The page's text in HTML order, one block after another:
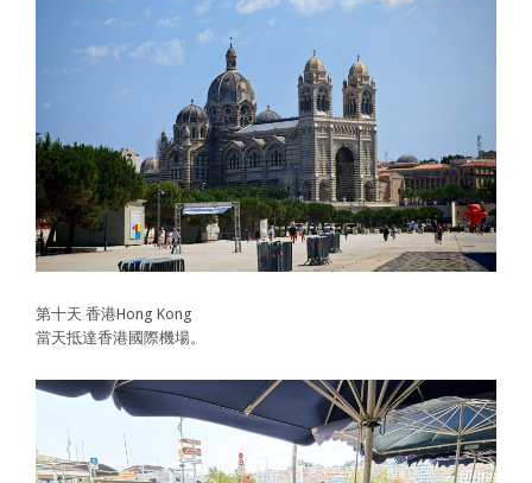
第十天 香港Hong Kong
當天抵達香港國際機場。